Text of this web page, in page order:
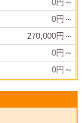
0円～
0円～
270,000円～
0円～
0円～